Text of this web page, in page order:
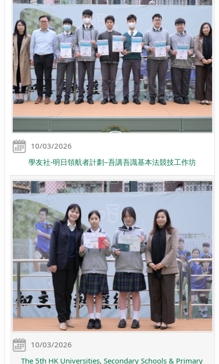
10/03/2026
學友社-明日領航者計劃–吾講吾識基本法競技工作坊
10/03/2026
The 5th HK Universities, Secondary Schools & Primary